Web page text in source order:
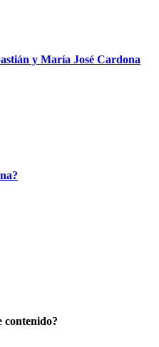
y María José Cardona
contenido?